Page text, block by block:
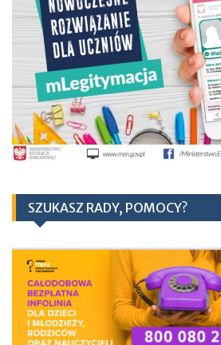
SZUKASZ RADY, POMOCY?